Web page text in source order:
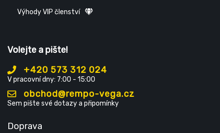
Výhody VIP členství
Volejte a pište!
+420 573 312 024
V pracovní dny: 7:00 - 15:00
obchod@rempo-vega.cz
Sem pište své dotazy a připomínky
Doprava